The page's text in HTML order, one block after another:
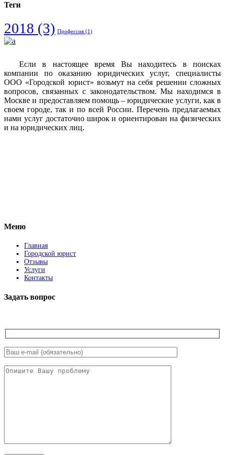
Теги
2018 (3) Профессия (1)
Если в настоящее время Вы находитесь в поисках
компании по оказанию юридических услуг, специалисты
ООО «Городской юрист» возьмут на себя решении сложных
вопросов, связанных с законодательством. Мы находимся в
Москве и предоставляем помощь – юридические услуги, как в
своем городе, так и по всей России. Перечень предлагаемых
нами услуг достаточно широк и ориентирован на физических
и на юридических лиц.
Меню
Главная
Городской юрист
Отзывы
Услуги
Контакты
Задать вопрос